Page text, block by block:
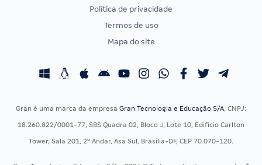
CONCURSOS POR PROFISSÃO
Concursos Fiscais
Concursos Saúde
EXAME DE ORDEM
Calendário OAB
Política de privacidade
Termos de uso
Mapa do site
Gran é uma marca da empresa Gran Tecnologia e Educação S/A, CNPJ:
18.260.822/0001-77, SBS Quadra 02, Bloco J, Lote 10, Edifício Carlton
Tower, Sala 201, 2º Andar, Asa Sul, Brasília-DF, CEP 70.070-120.